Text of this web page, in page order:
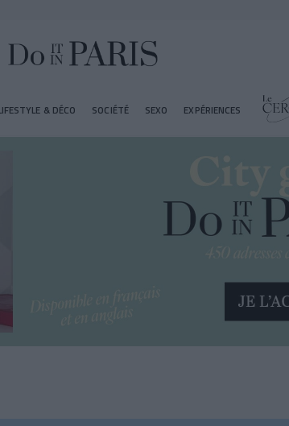
& DÉCO SOCIÉTÉ SEXO EXPÉRIENCES